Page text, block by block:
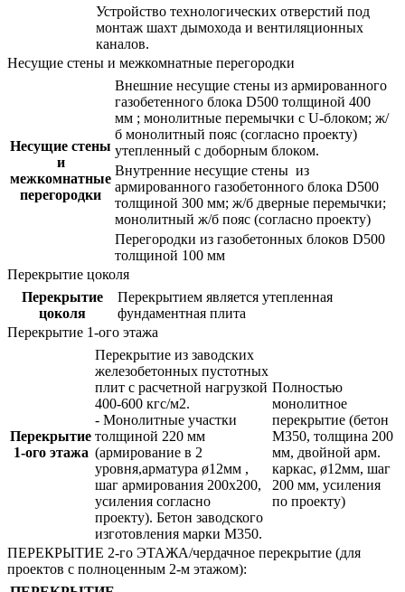
Устройство технологических отверстий под
монтаж шахт дымохода и вентиляционных
каналов.
Несущие стены и межкомнатные перегородки
Несущие стены
и
межкомнатные
перегородки
Внешние несущие стены из армированного
газобетенного блока D500 толщиной 400
мм ; монолитные перемычки с U-блоком; ж/
б монолитный пояс (согласно проекту)
утепленный с доборным блоком.
Внутренние несущие стены из
армированного газобетонного блока D500
толщиной 300 мм; ж/б дверные перемычки;
монолитный ж/б пояс (согласно проекту)
Перегородки из газобетонных блоков D500
толщиной 100 мм
Перекрытие цоколя
Перекрытие
цоколя
Перекрытием является утепленная
фундаментная плита
Перекрытие 1-ого этажа
Перекрытие
1-ого этажа
Перекрытие из заводских
железобетонных пустотных
плит с расчетной нагрузкой
400-600 кгс/м2.
- Монолитные участки
толщиной 220 мм
(армирование в 2
уровня,арматура ø12мм ,
шаг армирования 200х200,
усиления согласно
проекту). Бетон заводского
изготовления марки М350.
Полностью
монолитное
перекрытие (бетон
М350, толщина 200
мм, двойной арм.
каркас, ø12мм, шаг
200 мм, усиления
по проекту)
ПЕРЕКРЫТИЕ 2-го ЭТАЖА/чердачное перекрытие (для
проектов с полноценным 2-м этажом):